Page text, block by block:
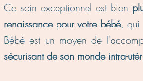
Ce soin exceptionnel est bien
renaissance pour votre bébé, qui
Bébé est un moyen de
sécurisant de son monde intra-